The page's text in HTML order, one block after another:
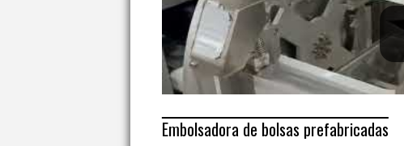
Embolsadora de bolsas prefabricadas